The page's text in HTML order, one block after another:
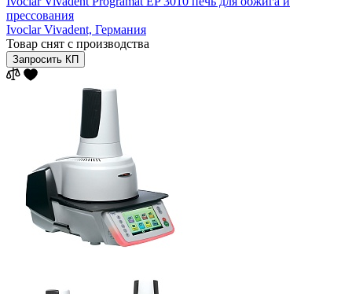
прессования
Ivoclar Vivadent, Германия
Товар снят с производства
Запросить КП